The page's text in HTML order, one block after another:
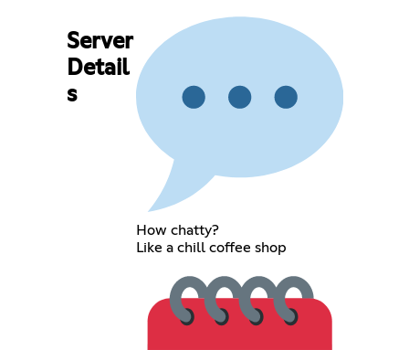
Server
Detail
s
How chatty?
Like a chill coffee shop